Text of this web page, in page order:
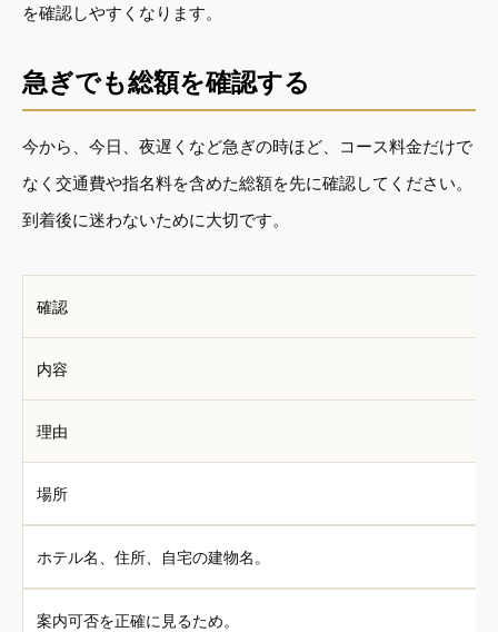
を確認しやすくなります。
急ぎでも総額を確認する
今から、今日、夜遅くなど急ぎの時ほど、コース料金だけで
なく交通費や指名料を含めた総額を先に確認してください。
到着後に迷わないために大切です。
確認
内容
理由
場所
ホテル名、住所、自宅の建物名。
案内可否を正確に見るため。